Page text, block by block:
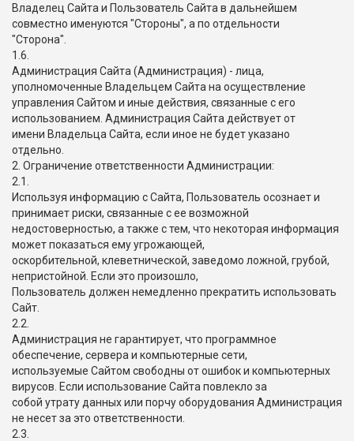
Владелец Сайта и Пользователь Сайта в дальнейшем
совместно именуются "Стороны", а по отдельности
"Сторона".
1.6.
Администрация Сайта (Администрация) - лица,
уполномоченные Владельцем Сайта на осуществление
управления Сайтом и иные действия, связанные с его
использованием. Администрация Сайта действует от
имени Владельца Сайта, если иное не будет указано
отдельно.
2. Ограничение ответственности Администрации:
2.1.
Используя информацию с Сайта, Пользователь осознает и
принимает риски, связанные с ее возможной
недостоверностью, а также с тем, что некоторая информация
может показаться ему угрожающей,
оскорбительной, клеветнической, заведомо ложной, грубой,
непристойной. Если это произошло,
Пользователь должен немедленно прекратить использовать
Сайт.
2.2.
Администрация не гарантирует, что программное
обеспечение, сервера и компьютерные сети,
используемые Сайтом свободны от ошибок и компьютерных
вирусов. Если использование Сайта повлекло за
собой утрату данных или порчу оборудования Администрация
не несет за это ответственности.
2.3.